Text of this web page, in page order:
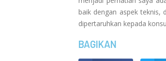
baik dengan aspek teknis,
dipertaruhkan kepada
BAGIKAN